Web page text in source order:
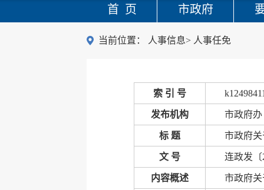
首 页 市政府
当前位置： 人事信息> 人事任免
索 引 号
发布机构 市政府办
标 题 市政府
文 号 连政发〔
内容概述 市政府